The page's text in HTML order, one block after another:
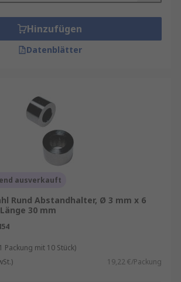
Hinzufügen
Datenblätter
ausverkauft
Rund Abstandhalter, Ø 3 mm x 6
30 mm
Packung mit 10 Stück)
19,22 €/Packung